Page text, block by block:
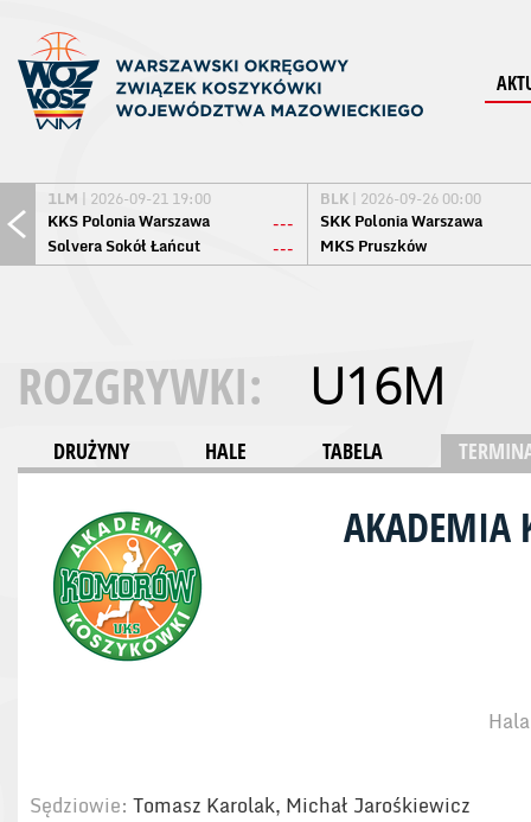
1LM | 2026-09-21 19:00
KKS Polonia Warszawa
---
Solvera Sokół Łańcut
---
BLK | 2026-09-26 00:00
SKK Polonia Warszawa
MKS Pruszków
ROZGRYWKI: U16M
DRUŻYNY HALE TABELA
AKADEMIA
Sędziowie: Tomasz Karolak, Michał Jarośkiewicz